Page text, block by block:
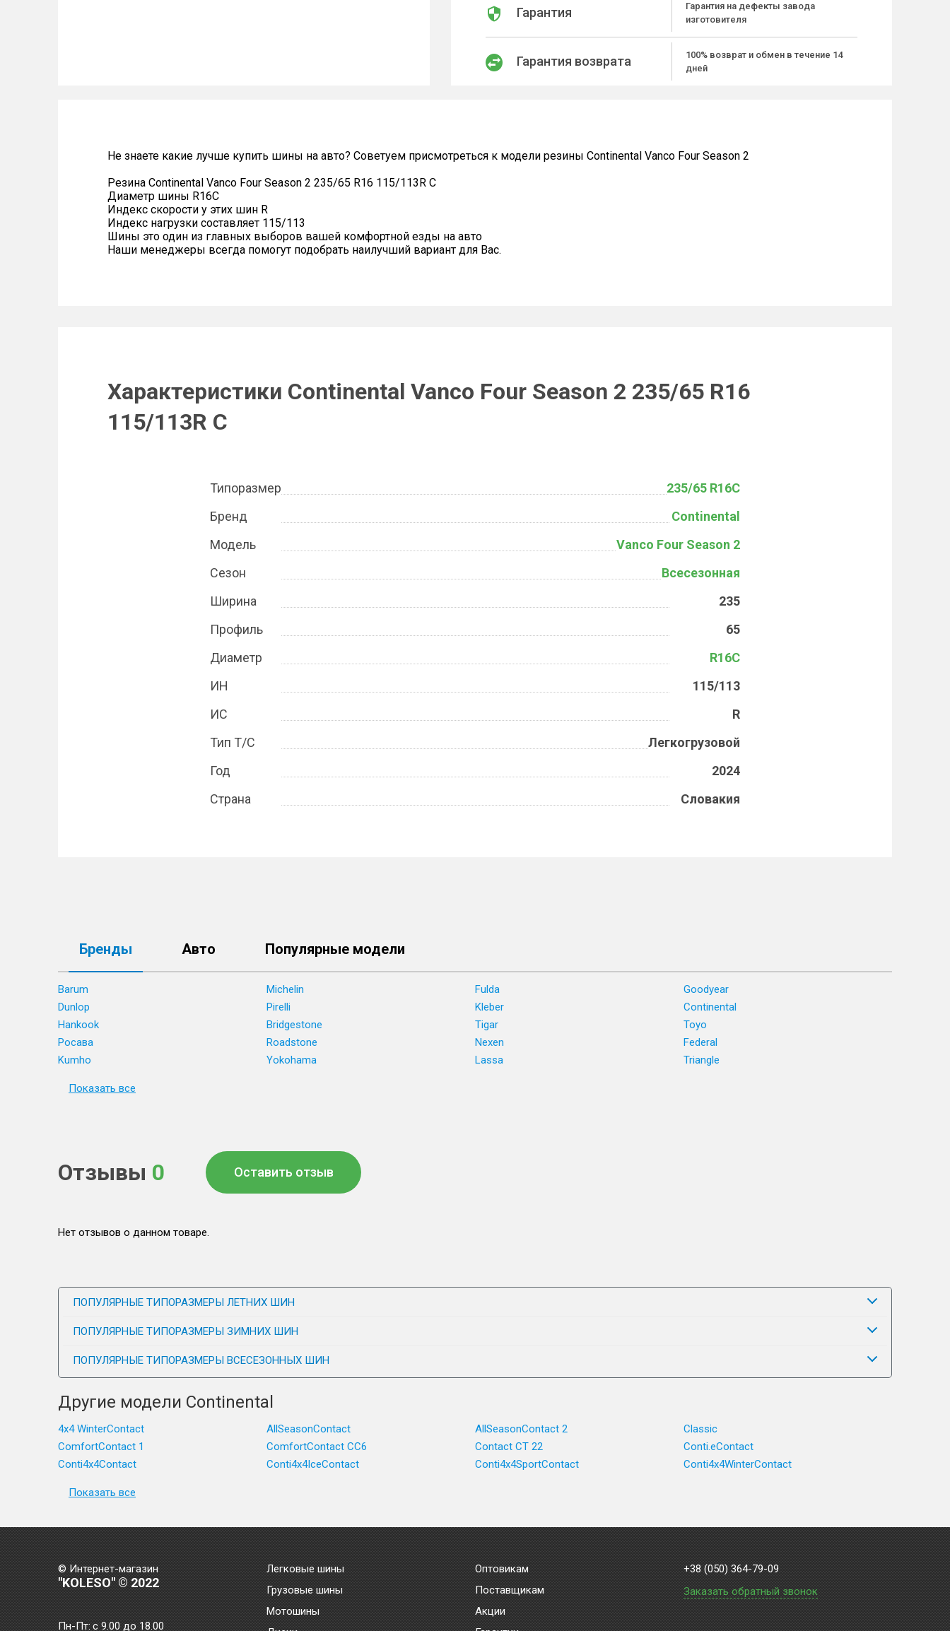
Гарантия
Гарантия на дефекты завода
изготовителя
Гарантия возврата
100% возврат и обмен в течение 14
дней
Не знаете какие лучше купить шины на авто? Советуем присмотреться к модели резины Continental Vanco Four Season 2
Резина Continental Vanco Four Season 2 235/65 R16 115/113R C
Диаметр шины R16C
Индекс скорости у этих шин R
Индекс нагрузки составляет 115/113
Шины это один из главных выборов вашей комфортной езды на авто
Наши менеджеры всегда помогут подобрать наилучший вариант для Вас.
Характеристики Continental Vanco Four Season 2 235/65 R16
115/113R C
Типоразмер
235/65 R16C
Бренд
Continental
Модель
Vanco Four Season 2
Сезон
Всесезонная
Ширина
235
Профиль
65
Диаметр
R16C
ИН
115/113
ИС
R
Тип Т/С
Легкогрузовой
Год
2024
Страна
Словакия
Бренды Авто Популярные модели
Barum Michelin Fulda
Goodyear
Dunlop
Pirelli Kleber
Continental
Hankook
Bridgestone Tigar
Toyo
Росава
Roadstone Nexen
Federal
Kumho
Yokohama Lassa Triangle
Показать все
Отзывы 0 Оставить отзыв
Нет отзывов о данном товаре.
ПОПУЛЯРНЫЕ ТИПОРАЗМЕРЫ ЛЕТНИХ ШИН
ПОПУЛЯРНЫЕ ТИПОРАЗМЕРЫ ЗИМНИХ ШИН
ПОПУЛЯРНЫЕ ТИПОРАЗМЕРЫ ВСЕСЕЗОННЫХ ШИН
Другие модели Continental
4x4 WinterContact AllSeasonContact AllSeasonContact 2
Classic
ComfortContact 1
ComfortContact CC6 Contact CT 22
Conti.eContact
Conti4x4Contact
Conti4x4IceContact Conti4x4SportContact Conti4x4WinterContact
Показать все
© Интернет-магазин
"KOLESO" © 2022
Пн-Пт:с 9.00 до 18.00
Легковые шины
Грузовые шины
Мотошины
Оптовикам
Поставщикам
Акции
+38 (050) 364-79-09
Заказать обратный звонок